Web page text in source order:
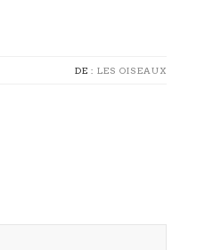
DE : LES OISEAUX